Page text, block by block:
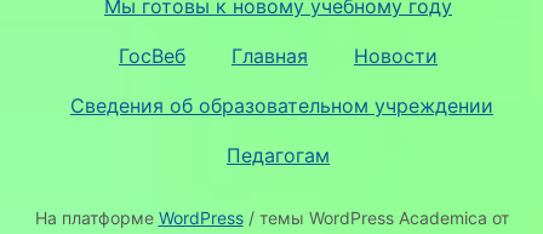
Мы готовы к новому учебному году
ГосВеб Главная Новости
Сведения об образовательном учреждении
Педагогам
На платформе WordPress/ темы WordPress Academica от